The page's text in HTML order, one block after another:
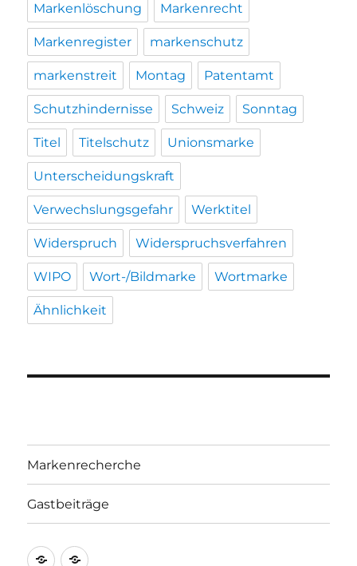
Markenlöschung Markenrecht
Markenregister markenschutz
markenstreit Montag Patentamt
Schutzhindernisse Schweiz Sonntag
Titel Titelschutz Unionsmarke
Unterscheidungskraft
Verwechslungsgefahr Werktitel
Widerspruch Widerspruchsverfahren
WIPO Wort-/Bildmarke Wortmarke
Ähnlichkeit
Markenrecherche
Gastbeiträge
Markenrecherche
Gastbeiträge